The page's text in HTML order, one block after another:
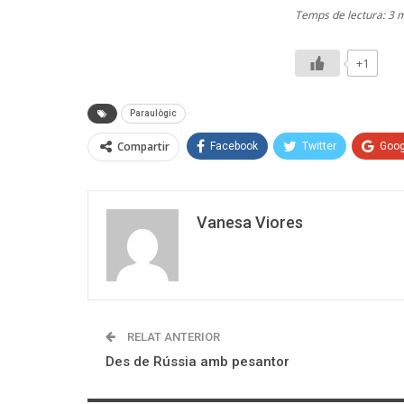
Temps de lectura: 3
+1
Paraulògic
Compartir Facebook Twitter
Vanesa Viores
RELAT ANTERIOR
Des de Rússia amb pesantor